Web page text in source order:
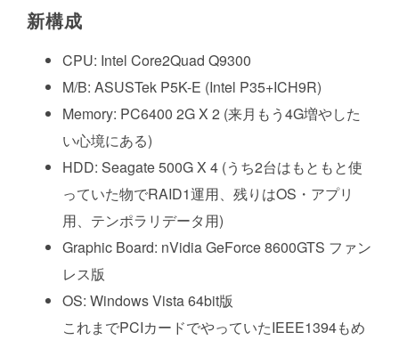
新構成
CPU: Intel Core2Quad Q9300
M/B: ASUSTek P5K-E (Intel P35+ICH9R)
Memory: PC6400 2G X 2 (来月もう4G増やした
い心境にある)
HDD: Seagate 500G X 4 (うち2台はもともと使
っていた物でRAID1運用、残りはOS・アプリ
用、テンポラリデータ用)
Graphic Board: nVidia GeForce 8600GTS ファン
レス版
OS: Windows Vista 64bit版
これまでPCIカードでやっていたIEEE1394もめ